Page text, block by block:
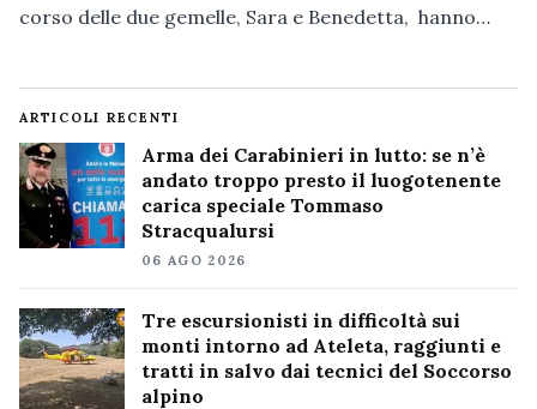
corso delle due gemelle, Sara e Benedetta, hanno…
ARTICOLI RECENTI
Arma dei Carabinieri in lutto: se n’è
andato troppo presto il luogotenente
carica speciale Tommaso
Stracqualursi
06 AGO 2026
Tre escursionisti in difficoltà sui
monti intorno ad Ateleta, raggiunti e
tratti in salvo dai tecnici del Soccorso
alpino